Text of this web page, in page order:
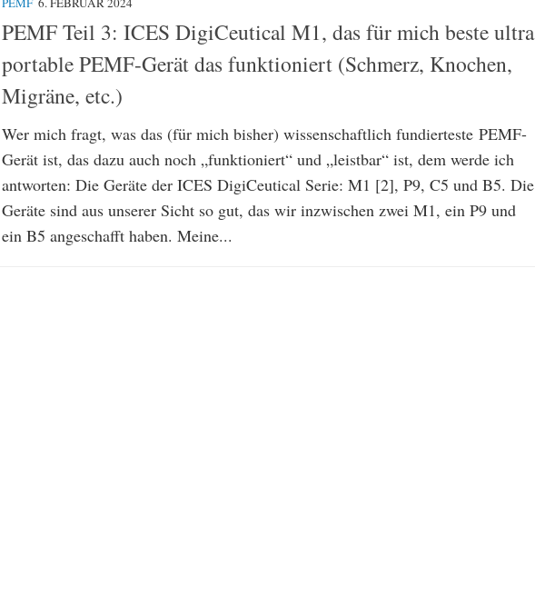
PEMF Teil 3: ICES DigiCeutical M1, das für mich beste ultra
portable PEMF-Gerät das funktioniert (Schmerz, Knochen,
Migräne, etc.)
Wer mich fragt, was das (für mich bisher) wissenschaftlich fundierteste PEMF-
Gerät ist, das dazu auch noch „funktioniert“ und „leistbar“ ist, dem werde ich
antworten: Die Geräte der ICES DigiCeutical Serie: M1 [2], P9, C5 und B5. Die
Geräte sind aus unserer Sicht so gut, das wir inzwischen zwei M1, ein P9 und
ein B5 angeschafft haben. Meine...